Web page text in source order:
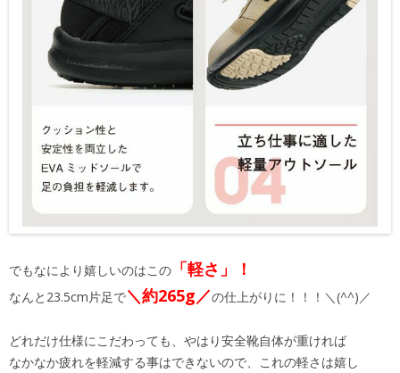
でもなにより嬉しいのはこの 「軽さ」！
なんと23.5cm片足で＼約265g／の仕上がりに！！！＼(^^)／
どれだけ仕様にこだわっても、やはり安全靴自体が重ければ
なかなか疲れを軽減する事はできないので、これの軽さは嬉し